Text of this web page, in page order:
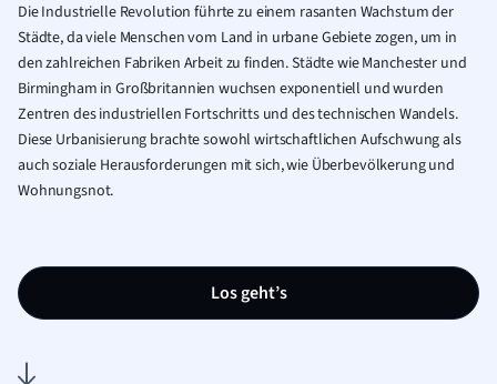
Die Industrielle Revolution führte zu einem rasanten Wachstum der
Städte, da viele Menschen vom Land in urbane Gebiete zogen, um in
den zahlreichen Fabriken Arbeit zu finden. Städte wie Manchester und
Birmingham in Großbritannien wuchsen exponentiell und wurden
Zentren des industriellen Fortschritts und des technischen Wandels.
Diese Urbanisierung brachte sowohl wirtschaftlichen Aufschwung als
auch soziale Herausforderungen mit sich, wie Überbevölkerung und
Wohnungsnot.
Los geht’s